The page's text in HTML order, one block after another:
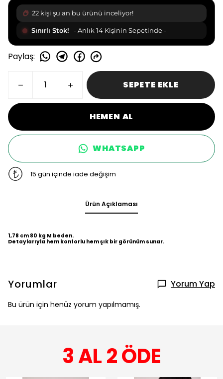
22 kişi şu an bu ürünü inceliyor!
Sınırlı Stok! - Anlık 14 Kişinin Sepetinde -
Paylaş:
SEPETE EKLE
HEMEN AL
WHATSAPP
15 gün içinde iade değişim
Ürün Açıklaması
1,78 cm 80 kg M beden.
Detaylarıyla hem konforlu hem şık bir görünüm sunar.
Yorumlar Yorum Yap
Bu ürün için henüz yorum yapılmamış.
3 AL 2 ÖDE